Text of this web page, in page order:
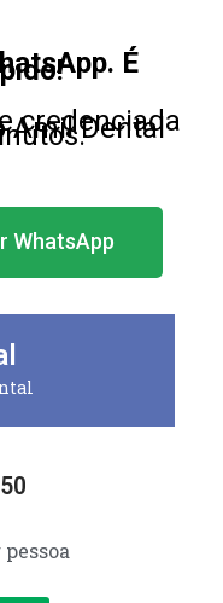
É
credenciada
Amil Dental
WhatsApp
50